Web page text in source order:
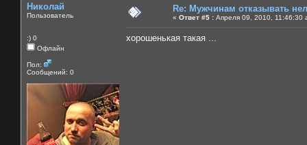
Николай
Пользователь
:) 0
Офлайн
Пол:
Сообщений: 0
Re: Мужчинам отказывать
« Ответ #5 : Апреля 09, 2010, 11:46:30
хорошенькая такая ...